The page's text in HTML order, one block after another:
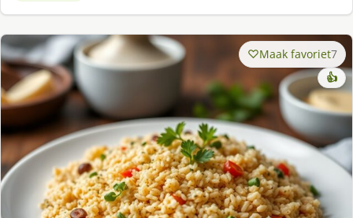
Maak favoriet7
👍